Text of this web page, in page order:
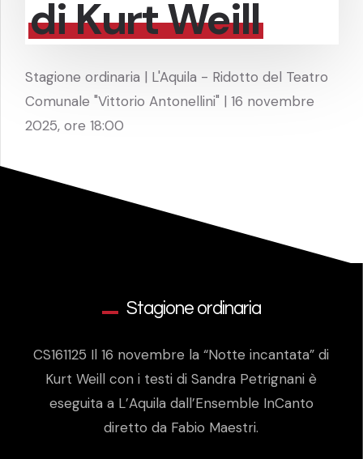
di Kurt Weill
Stagione ordinaria | L'Aquila - Ridotto del Teatro
Comunale "Vittorio Antonellini" | 16 novembre
2025, ore 18:00
Stagione ordinaria
CS161125 Il 16 novembre la “Notte incantata” di
Kurt Weill con i testi di Sandra Petrignani è
eseguita a L’Aquila dall’Ensemble InCanto
diretto da Fabio Maestri.